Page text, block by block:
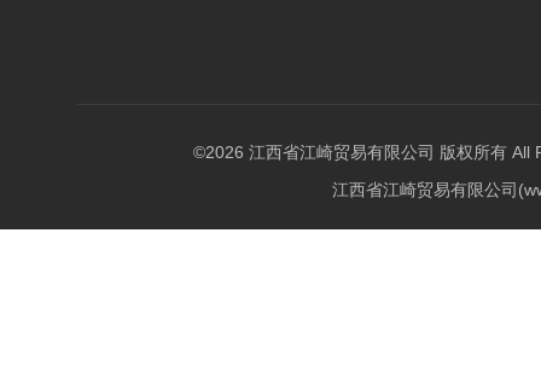
©2026 江西省江崎贸易有限公司 版权所有 All
江西省江崎贸易有限公司